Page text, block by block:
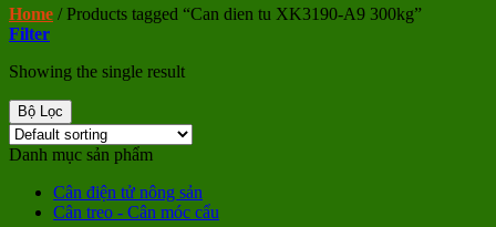
Home /Products tagged “Can dien tu XK3190-A9 300kg”
Filter
Showing the single result
Bộ Lọc
Danh mục sản phẩm
Cân điện tử nông sản
Cân treo - Cân móc cẩu